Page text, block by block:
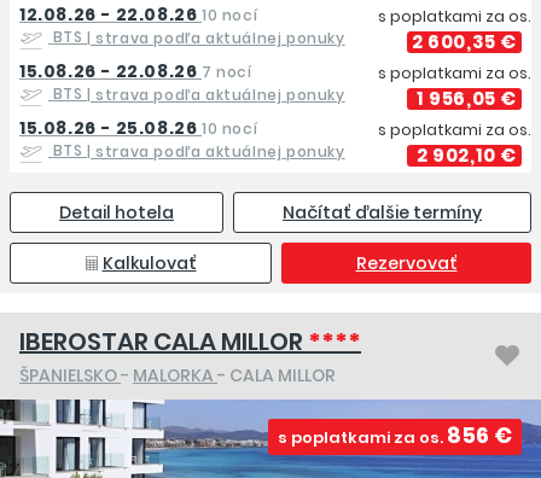
12.08.26 - 22.08.26 10 nocí
BTS| strava podľa aktuálnej ponuky
s poplatkami za os.
2 600,35 €
15.08.26 - 22.08.26 7 nocí
BTS| strava podľa aktuálnej ponuky
s poplatkami za os.
1 956,05 €
15.08.26 - 25.08.26 10 nocí
BTS| strava podľa aktuálnej ponuky
s poplatkami za os.
2 902,10 €
Detail hotela Načítať ďalšie termíny
Kalkulovať Rezervovať
IBEROSTAR CALA MILLOR ****
ŠPANIELSKO- MALORKA - CALA MILLOR
s poplatkami za os. 856 €